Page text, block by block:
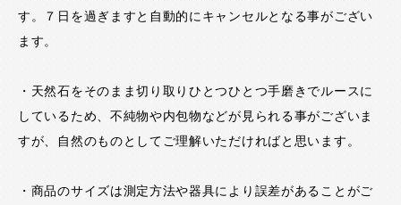
す。７日を過ぎますと自動的にキャンセルとなる事がござい
ます。
・天然石をそのまま切り取りひとつひとつ手磨きでルースに
しているため、不純物や内包物などが見られる事がございま
すが、自然のものとしてご理解いただければと思います。
・商品のサイズは測定方法や器具により誤差があることがご